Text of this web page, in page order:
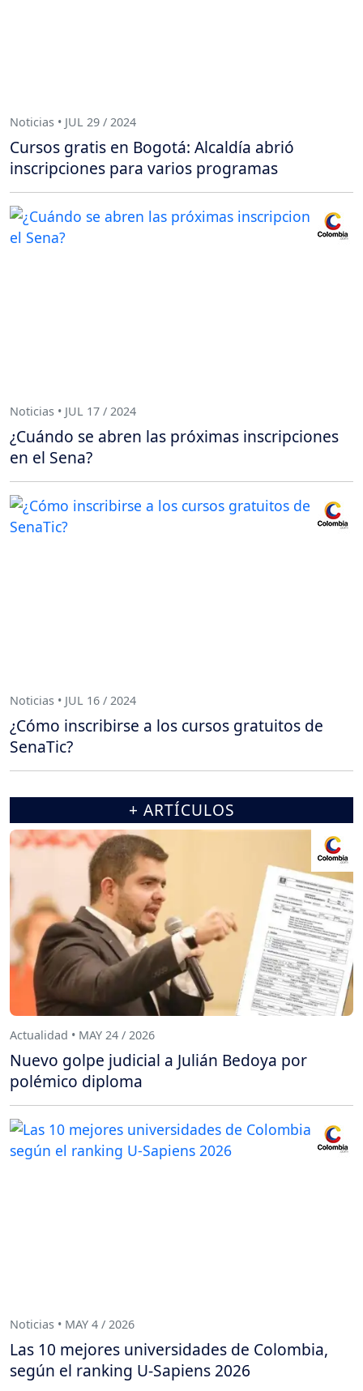
Noticias • JUL 29 / 2024
Cursos gratis en Bogotá: Alcaldía abrió
inscripciones para varios programas
Noticias • JUL 17 / 2024
¿Cuándo se abren las próximas inscripciones
en el Sena?
Noticias • JUL 16 / 2024
¿Cómo inscribirse a los cursos gratuitos de
SenaTic?
+ ARTÍCULOS
Actualidad • MAY 24 / 2026
Nuevo golpe judicial a Julián Bedoya por
polémico diploma
Noticias • MAY 4 / 2026
Las 10 mejores universidades de Colombia,
según el ranking U-Sapiens 2026